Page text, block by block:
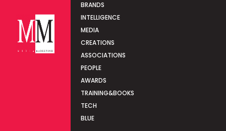
BRANDS
INTELLIGENCE
MEDIA
CREATIONS
ASSOCIATIONS
PEOPLE
AWARDS
TRAINING&BOOKS
TECH
BLUE